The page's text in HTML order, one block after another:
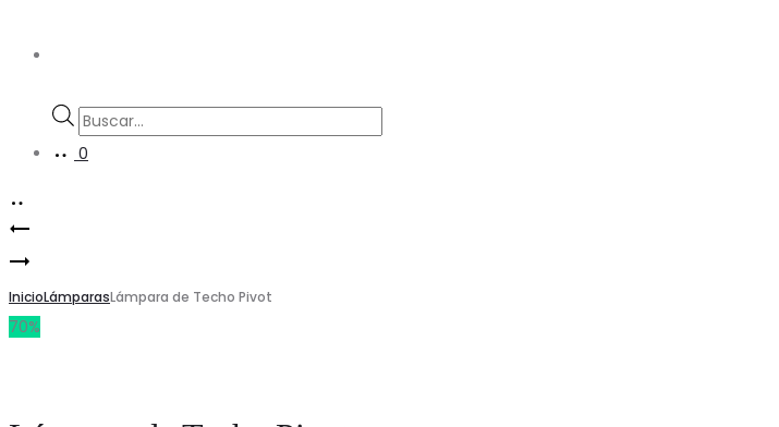
Búsqueda
de
0
Product
navigation
TECHO
LÁMPARA
DE
TECHO
InicioLámparasLámpara de Techo Pivot
70%